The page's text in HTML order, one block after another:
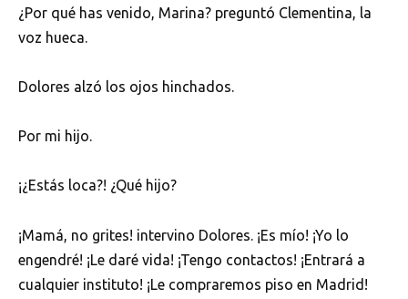
¿Por qué has venido, Marina? preguntó Clementina, la
voz hueca.
Dolores alzó los ojos hinchados.
Por mi hijo.
¡¿Estás loca?! ¿Qué hijo?
¡Mamá, no grites! intervino Dolores. ¡Es mío! ¡Yo lo
engendré! ¡Le daré vida! ¡Tengo contactos! ¡Entrará a
cualquier instituto! ¡Le compraremos piso en Madrid!